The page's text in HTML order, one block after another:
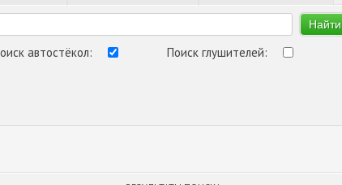
Найти
автостёкол: Поиск глушителей: